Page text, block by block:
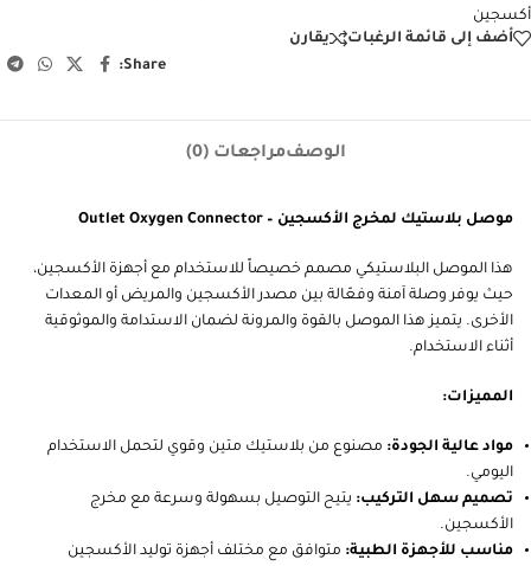
أكسجين
أضف إلى قائمة الرغبات
يقارن
Share:
الوصفمراجعات (0)
موصل بلاستيك لمخرج الأكسجين – Outlet Oxygen Connector
هذا الموصل البلاستيكي مصمم خصيصاً للاستخدام مع أجهزة الأكسجين،
حيث يوفر وصلة آمنة وفعّالة بين مصدر الأكسجين والمريض أو المعدات
الأخرى. يتميز هذا الموصل بالقوة والمرونة لضمان الاستدامة والموثوقية
أثناء الاستخدام.
المميزات:
مواد عالية الجودة: مصنوع من بلاستيك متين وقوي لتحمل الاستخدام
اليومي.
تصميم سهل التركيب: يتيح التوصيل بسهولة وسرعة مع مخرج
الأكسجين.
مناسب للأجهزة الطبية: متوافق مع مختلف أجهزة توليد الأكسجين